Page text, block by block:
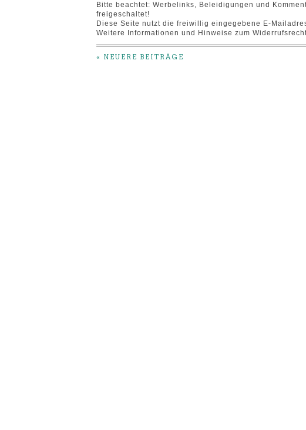
Bitte beachtet: Werbelinks, Beleidigungen und
freigeschaltet!
Diese Seite nutzt die freiwillig eingegebene E-
Weitere Informationen und Hinweise zum
« NEUERE BEITRÄGE